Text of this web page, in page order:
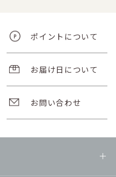
ポイントについて
お届け日について
お問い合わせ